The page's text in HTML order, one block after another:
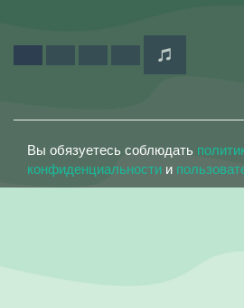
Вы обязуетесь соблюдать
конфиденциальности и